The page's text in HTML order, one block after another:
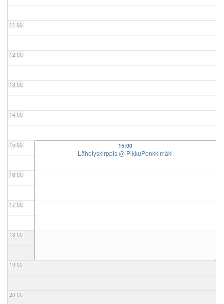
11:00
12:00
13:00
14:00
15:00
16:00
17:00
18:00
19:00
20:00
15:00
Lähetyskirppis@ PikkuPenkkimäki